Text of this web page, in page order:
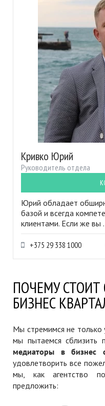
Кривко Юрий
Руководитель отдела
Юрий обладает
базой и всегда
клиентами. Если же вы
+375 29 338 1000
ПОЧЕМУ СТОИТ
БИЗНЕС
Мы стремимся не только
мы пытаемся сблизить
медиаторы в бизнес
удовлетворить все
мы, как агентство
предложить: